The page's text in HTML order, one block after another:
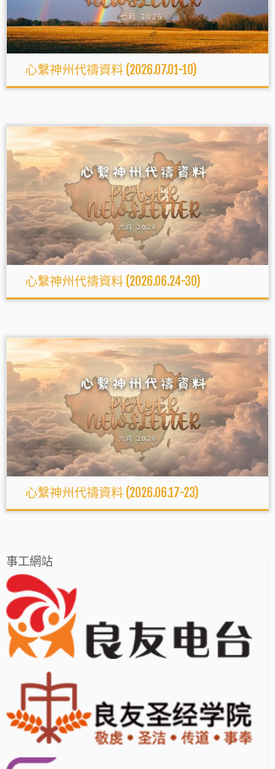
心繫神州代禱資料 (2026.07.01-10)
心繫神州代禱資料 (2026.06.24-30)
心繫神州代禱資料 (2026.06.17-23)
事工網站